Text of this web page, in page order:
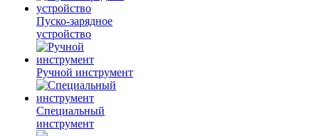
Пуско-зарядное
устройство
Ручной инструмент
Специальный
инструмент